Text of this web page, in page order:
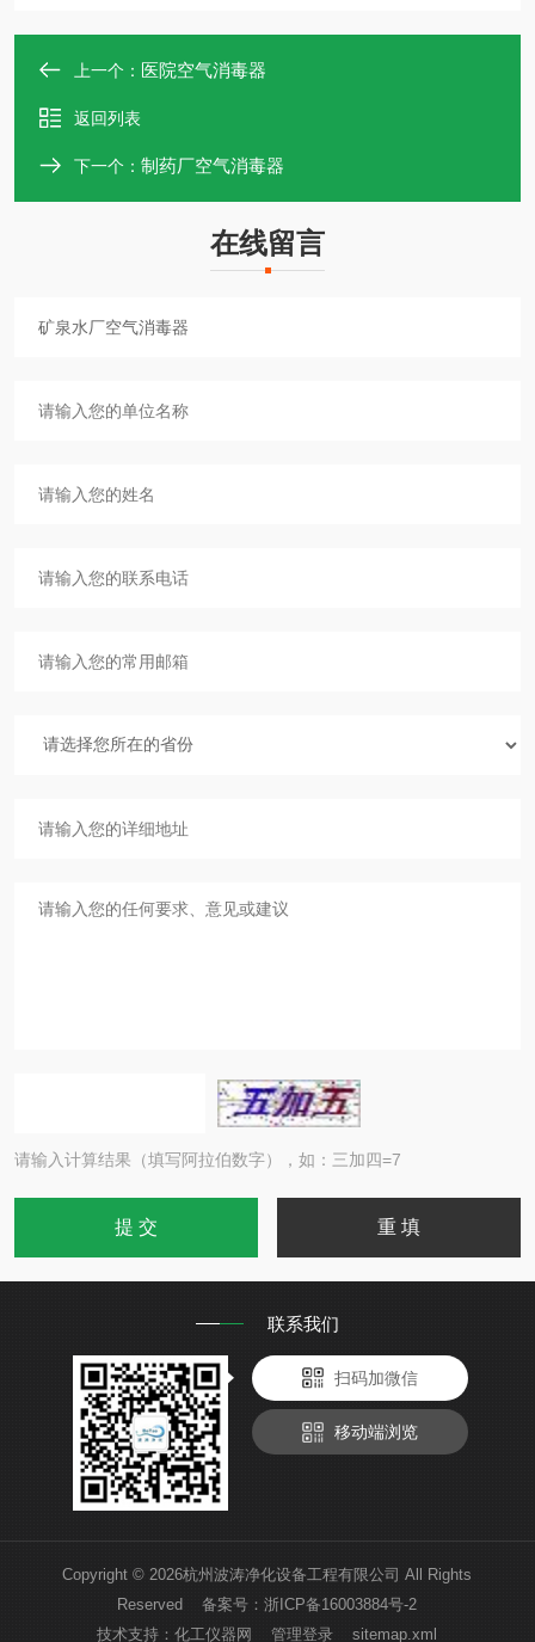
上一个： 医院空气消毒器
返回列表
下一个： 制药厂空气消毒器
在线留言
请输入计算结果（填写阿拉伯数字），如：三加四=7
联系我们
扫码加微信
移动端浏览
Copyright © 2026杭州波涛净化设备工程有限公司 All Rights
Reserved 备案号：浙ICP备16003884号-2
技术支持：化工仪器网 管理登录 sitemap.xml